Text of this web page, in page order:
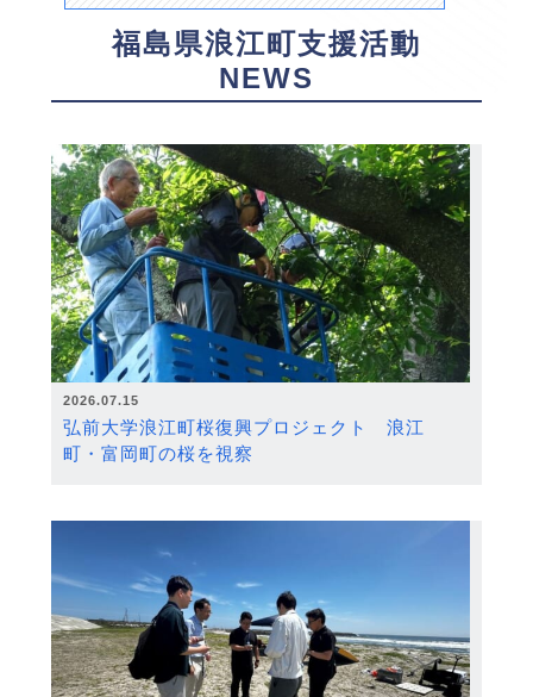
福島県浪江町支援活動
NEWS
2026.07.15
弘前大学浪江町桜復興プロジェクト 浪江
町・富岡町の桜を視察